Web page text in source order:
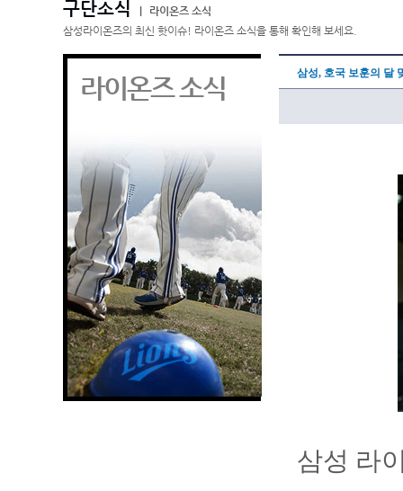
구단소식
라이온즈 소식
삼성라이온즈의 최신 핫이슈! 라이온즈 소식을 통해 확인해 보세요.
라이온즈 소식 삼성, 호국 보훈의 달
삼성 라